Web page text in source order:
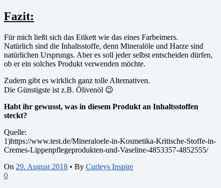
Fazit:
Für mich ließt sich das Etikett wie das eines Farbeimers.
Natürlich sind die Inhaltsstoffe, denn Mineralöle und Harze sind
natürlichen Ursprungs. Aber es soll jeder selbst entscheiden dürfen,
ob er ein solches Produkt verwenden möchte.
Zudem gibt es wirklich ganz tolle Alternativen.
Die Günstigste ist z.B. Ölivenöl 😉
Habt ihr gewusst, was in diesem Produkt an Inhaltsstoffen
steckt?
Quelle:
1)https://www.test.de/Mineraloele-in-Kosmetika-Kritische-Stoffe-in-
Cremes-Lippenpflegeprodukten-und-Vaseline-4853357-4852555/
On 29. August 2018 • By Curleys Inspire
0